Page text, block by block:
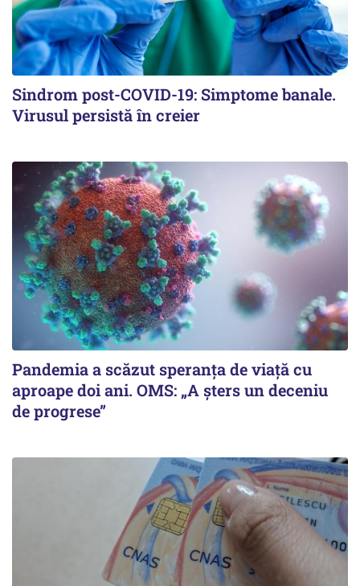
Sindrom post-COVID-19: Simptome banale.
Virusul persistă în creier
Pandemia a scăzut speranţa de viaţă cu
aproape doi ani. OMS: „A şters un deceniu
de progrese”